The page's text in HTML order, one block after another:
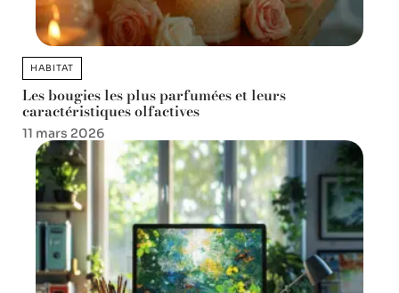
HABITAT
Les bougies les plus parfumées et leurs
caractéristiques olfactives
11 mars 2026